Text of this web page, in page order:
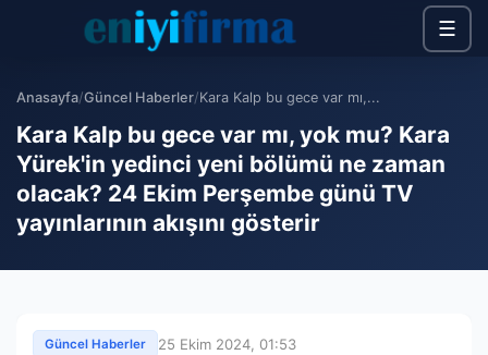
☰
Anasayfa/Güncel Haberler/Kara Kalp bu gece var mı,...
Kara Kalp bu gece var mı, yok mu? Kara
Yürek'in yedinci yeni bölümü ne zaman
olacak? 24 Ekim Perşembe günü TV
yayınlarının akışını gösterir
Güncel Haberler
25 Ekim 2024, 01:53